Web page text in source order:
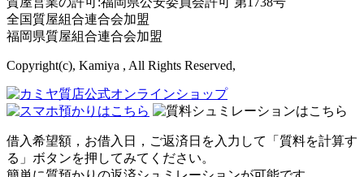
全国質屋組合連合会加盟
福岡県質屋組合連合会加盟
Copyright(c), Kamiya , All Rights Reserved,
借入希望額，お借入日，ご返済日を入力して「質料を計算す
る」ボタンを押してみてください。